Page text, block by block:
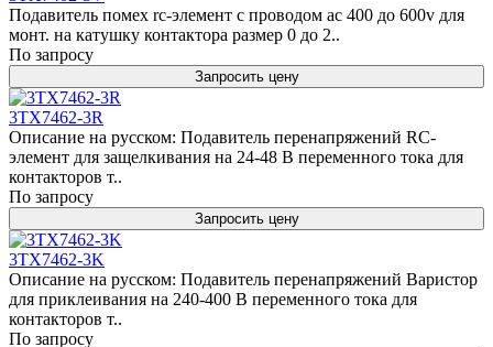
Подавитель помех rc-элемент с проводом ac 400 дo 600v для
монт. на катушку контактора размер 0 дo 2..
По запросу
Запросить цену
3TX7462-3R
Описание на русском: Подавитель перенапряжений RC-
элемент для защелкивания на 24-48 В переменного тока для
контакторов т..
По запросу
Запросить цену
3TX7462-3K
Описание на русском: Подавитель перенапряжений Варистор
для приклеивания на 240-400 В переменного тока для
контакторов т..
По запросу